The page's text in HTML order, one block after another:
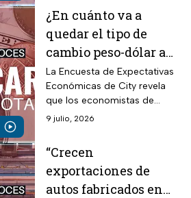
¿En cuánto va a
quedar el tipo de
cambio peso-dólar a
finales de 2026?;
opina Carlos Mota
La Encuesta de Expectativas
Económicas de City revela
que los economistas de
distintos bancos consideran
actuales e incluso podría
bajar ligeramente
9 julio, 2026
“Crecen
exportaciones de
autos fabricados en